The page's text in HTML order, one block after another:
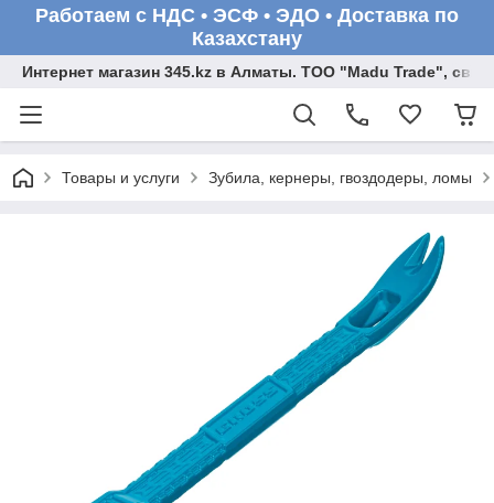
Работаем с НДС • ЭСФ • ЭДО • Доставка по
Казахстану
Интернет магазин 345.kz в Алматы. ТОО "Madu Trade",
Товары и услуги Зубила, кернеры, гвоздодеры, ломы